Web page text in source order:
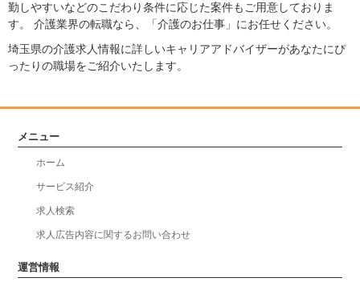
勤しやすいなどのこだわり条件に応じた案件もご用意しておりま
す。 介護業界の転職なら、「介護のお仕事」にお任せください。
埼玉県の介護求人情報に詳しいキャリアアドバイザーがあなたにぴ
ったりの職場をご紹介いたします。
メニュー
ホーム
サービス紹介
求人検索
求人広告内容に関するお問い合わせ
運営情報